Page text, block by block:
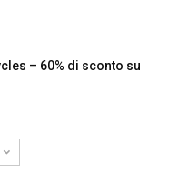
– 60% di sconto su